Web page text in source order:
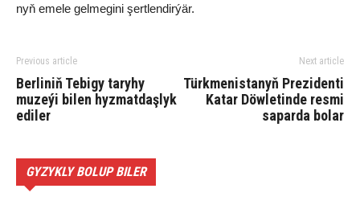
nyň eme­le gel­me­gi­ni şert­len­dir­ýär.
Previous article
Berliniň Tebigy taryhy
muzeýi bilen hyzmatdaşlyk
ediler
Next article
Türkmenistanyň Prezidenti
Katar Döwletinde resmi
saparda bolar
GYZYKLY BOLUP BILER